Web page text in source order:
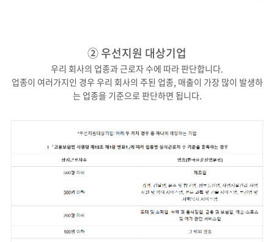
② 우선지원 대상기업
우리 회사의 업종과 근로자 수에 따라 판단합니다.
업종이 여러가지인 경우 우리 회사의 주된 업종, 매출이 가장 많이 발생하
는 업종을 기준으로 판단하면 됩니다.